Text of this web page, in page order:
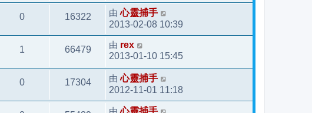
0 16322 由心靈捕手
2013-02-08 10:39
1 66479 由 rex
2013-01-10 15:45
0 17304 由心靈捕手
2012-11-01 11:18
由心靈捕手